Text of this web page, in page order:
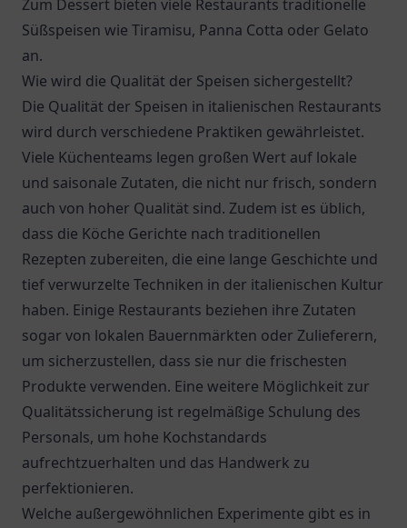
Zum Dessert bieten viele Restaurants traditionelle
Süßspeisen wie Tiramisu, Panna Cotta oder Gelato
an.
Wie wird die Qualität der Speisen sichergestellt?
Die Qualität der Speisen in italienischen Restaurants
wird durch verschiedene Praktiken gewährleistet.
Viele Küchenteams legen großen Wert auf lokale
und saisonale Zutaten, die nicht nur frisch, sondern
auch von hoher Qualität sind. Zudem ist es üblich,
dass die Köche Gerichte nach traditionellen
Rezepten zubereiten, die eine lange Geschichte und
tief verwurzelte Techniken in der italienischen Kultur
haben. Einige Restaurants beziehen ihre Zutaten
sogar von lokalen Bauernmärkten oder Zulieferern,
um sicherzustellen, dass sie nur die frischesten
Produkte verwenden. Eine weitere Möglichkeit zur
Qualitätssicherung ist regelmäßige Schulung des
Personals, um hohe Kochstandards
aufrechtzuerhalten und das Handwerk zu
perfektionieren.
Welche außergewöhnlichen Experimente gibt es in